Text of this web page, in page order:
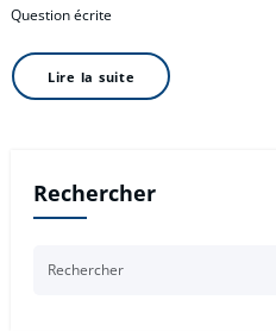
Question écrite
Lire la suite
Rechercher